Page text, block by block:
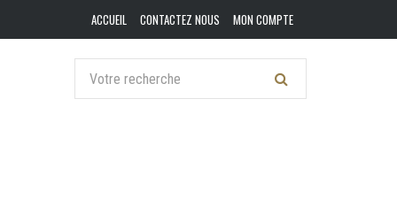
ACCUEIL CONTACTEZ NOUS MON COMPTE